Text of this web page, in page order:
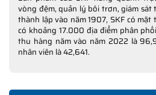
vòng đệm, quản lý bôi trơn, giám
thành lập vào năm 1907, SKF có
có khoảng 17.000 địa điểm phân
thu hàng năm vào năm 2022 là
nhân viên là 42,641.